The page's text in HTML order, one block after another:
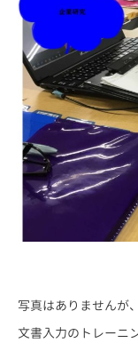
写真はありませんが
文書入力のトレーニ